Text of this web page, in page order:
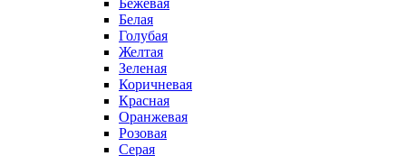
Бежевая
Белая
Голубая
Желтая
Зеленая
Коричневая
Красная
Оранжевая
Розовая
Серая